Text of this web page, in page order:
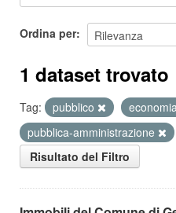
Ordina per
1 dataset trovato
Tag: pubblico
pubblica-amministrazione
Risultato del Filtro